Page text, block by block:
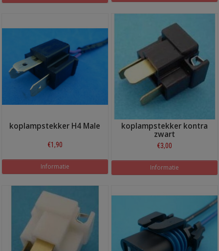
koplampstekker H4 Male
€1,90
Informatie
koplampstekker kontra
zwart
€3,00
Informatie